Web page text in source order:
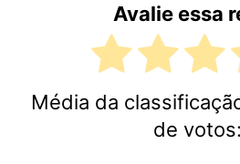
Avalie essa
Média da
de votos: